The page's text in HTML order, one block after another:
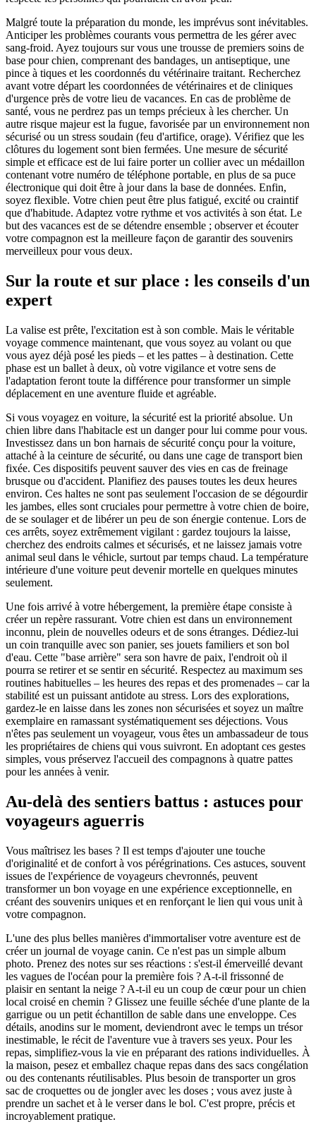
Malgré toute la préparation du monde, les imprévus sont inévitables.
Anticiper les problèmes courants vous permettra de les gérer avec
sang-froid. Ayez toujours sur vous une trousse de premiers soins de
base pour chien, comprenant des bandages, un antiseptique, une
pince à tiques et les coordonnés du vétérinaire traitant. Recherchez
avant votre départ les coordonnées de vétérinaires et de cliniques
d'urgence près de votre lieu de vacances. En cas de problème de
santé, vous ne perdrez pas un temps précieux à les chercher. Un
autre risque majeur est la fugue, favorisée par un environnement non
sécurisé ou un stress soudain (feu d'artifice, orage). Vérifiez que les
clôtures du logement sont bien fermées. Une mesure de sécurité
simple et efficace est de lui faire porter un collier avec un médaillon
contenant votre numéro de téléphone portable, en plus de sa puce
électronique qui doit être à jour dans la base de données. Enfin,
soyez flexible. Votre chien peut être plus fatigué, excité ou craintif
que d'habitude. Adaptez votre rythme et vos activités à son état. Le
but des vacances est de se détendre ensemble ; observer et écouter
votre compagnon est la meilleure façon de garantir des souvenirs
merveilleux pour vous deux.
Sur la route et sur place : les conseils d'un
expert
La valise est prête, l'excitation est à son comble. Mais le véritable
voyage commence maintenant, que vous soyez au volant ou que
vous ayez déjà posé les pieds – et les pattes – à destination. Cette
phase est un ballet à deux, où votre vigilance et votre sens de
l'adaptation feront toute la différence pour transformer un simple
déplacement en une aventure fluide et agréable.
Si vous voyagez en voiture, la sécurité est la priorité absolue. Un
chien libre dans l'habitacle est un danger pour lui comme pour vous.
Investissez dans un bon harnais de sécurité conçu pour la voiture,
attaché à la ceinture de sécurité, ou dans une cage de transport bien
fixée. Ces dispositifs peuvent sauver des vies en cas de freinage
brusque ou d'accident. Planifiez des pauses toutes les deux heures
environ. Ces haltes ne sont pas seulement l'occasion de se dégourdir
les jambes, elles sont cruciales pour permettre à votre chien de boire,
de se soulager et de libérer un peu de son énergie contenue. Lors de
ces arrêts, soyez extrêmement vigilant : gardez toujours la laisse,
cherchez des endroits calmes et sécurisés, et ne laissez jamais votre
animal seul dans le véhicle, surtout par temps chaud. La température
intérieure d'une voiture peut devenir mortelle en quelques minutes
seulement.
Une fois arrivé à votre hébergement, la première étape consiste à
créer un repère rassurant. Votre chien est dans un environnement
inconnu, plein de nouvelles odeurs et de sons étranges. Dédiez-lui
un coin tranquille avec son panier, ses jouets familiers et son bol
d'eau. Cette "base arrière" sera son havre de paix, l'endroit où il
pourra se retirer et se sentir en sécurité. Respectez au maximum ses
routines habituelles – les heures des repas et des promenades – car la
stabilité est un puissant antidote au stress. Lors des explorations,
gardez-le en laisse dans les zones non sécurisées et soyez un maître
exemplaire en ramassant systématiquement ses déjections. Vous
n'êtes pas seulement un voyageur, vous êtes un ambassadeur de tous
les propriétaires de chiens qui vous suivront. En adoptant ces gestes
simples, vous préservez l'accueil des compagnons à quatre pattes
pour les années à venir.
Au-delà des sentiers battus : astuces pour
voyageurs aguerris
Vous maîtrisez les bases ? Il est temps d'ajouter une touche
d'originalité et de confort à vos pérégrinations. Ces astuces, souvent
issues de l'expérience de voyageurs chevronnés, peuvent
transformer un bon voyage en une expérience exceptionnelle, en
créant des souvenirs uniques et en renforçant le lien qui vous unit à
votre compagnon.
L'une des plus belles manières d'immortaliser votre aventure est de
créer un journal de voyage canin. Ce n'est pas un simple album
photo. Prenez des notes sur ses réactions : s'est-il émerveillé devant
les vagues de l'océan pour la première fois ? A-t-il frissonné de
plaisir en sentant la neige ? A-t-il eu un coup de cœur pour un chien
local croisé en chemin ? Glissez une feuille séchée d'une plante de la
garrigue ou un petit échantillon de sable dans une enveloppe. Ces
détails, anodins sur le moment, deviendront avec le temps un trésor
inestimable, le récit de l'aventure vue à travers ses yeux. Pour les
repas, simplifiez-vous la vie en préparant des rations individuelles. À
la maison, pesez et emballez chaque repas dans des sacs congélation
ou des contenants réutilisables. Plus besoin de transporter un gros
sac de croquettes ou de jongler avec les doses ; vous avez juste à
prendre un sachet et à le verser dans le bol. C'est propre, précis et
incroyablement pratique.